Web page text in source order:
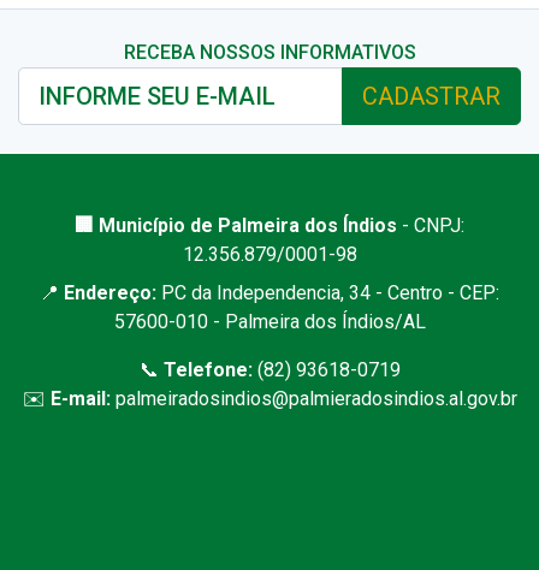
RECEBA NOSSOS INFORMATIVOS
CADASTRAR
🏢 Município de Palmeira dos Índios - CNPJ:
12.356.879/0001-98
📍 Endereço: PC da Independencia, 34 - Centro - CEP:
57600-010 - Palmeira dos Índios/AL
📞 Telefone:(82) 93618-0719
✉️ E-mail: palmeiradosindios@palmieradosindios.al.gov.br